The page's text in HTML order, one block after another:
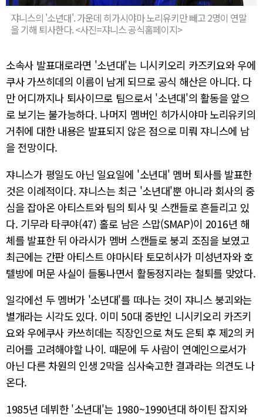
쟈니스의 '소년대'. 가운데 히가시야마 노리유키만 빼고 2명이 연말
을 기해 퇴사한다. <사진=쟈니스 공식홈페이지>
소속사 발표대로라면 '소년대'는 니시키오리 카즈키요와 우에
쿠사 가쓰히데의 이름이 남게 되므로 공식 해산은 아니다. 다
만 어디까지나 퇴사이므로 팀으로서 '소년대'의 활동을 앞으
로 보기는 불가능하다. 나머지 멤버인 히가시야마 노리유키의
거취에 대한 내용은 발표되지 않은 점으로 미뤄 쟈니스에 남
을 전망이다.
쟈니스가 평일도 아닌 일요일에 '소년대' 멤버 퇴사를 발표한
것은 이례적이다. 쟈니스는 최근 '소년대'뿐 아니라 회사의 중
심을 잡아온 아티스트와 팀의 퇴사 및 스캔들로 흔들리고 있
다. 기무라 타쿠야(47) 홀로 남은 스맙(SMAP)이 2016년 해
체를 발표한 뒤 아라시가 멤버 스캔들로 붕괴 조짐을 보였고
최근에는 간판 아티스트 야마시타 토모히사가 미성년자와 호
텔방에 머문 사실이 들통나면서 활동정지라는 철퇴를 맞았다.
일각에선 두 멤버가 '소년대'를 떠나는 것이 쟈니스 붕괴와는
별개라는 시각도 있다. 이미 50대 중반인 니시키오리 카즈키
요와 우에쿠사 카쓰히데는 직장인으로 쳐도 은퇴 후 제2의 커
리어를 고려해야할 나이. 때문에 두 사람이 연예인으로서가
아닌 다른 차원의 인생 2막을 심사숙고한 결과라는 의견도 나
온다.
1985년 데뷔한 '소년대'는 1980~1990년대 하이틴 잡지와